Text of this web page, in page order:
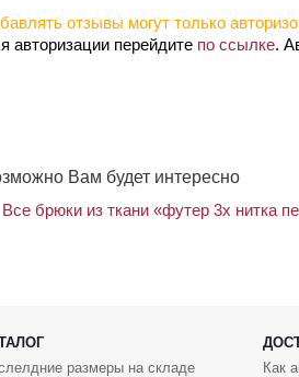
отзывы могут только
авторизации перейдите по ссылке.
Вам будет интересно
Все брюки из ткани «футер 3х нитка
размеры на складе
Как